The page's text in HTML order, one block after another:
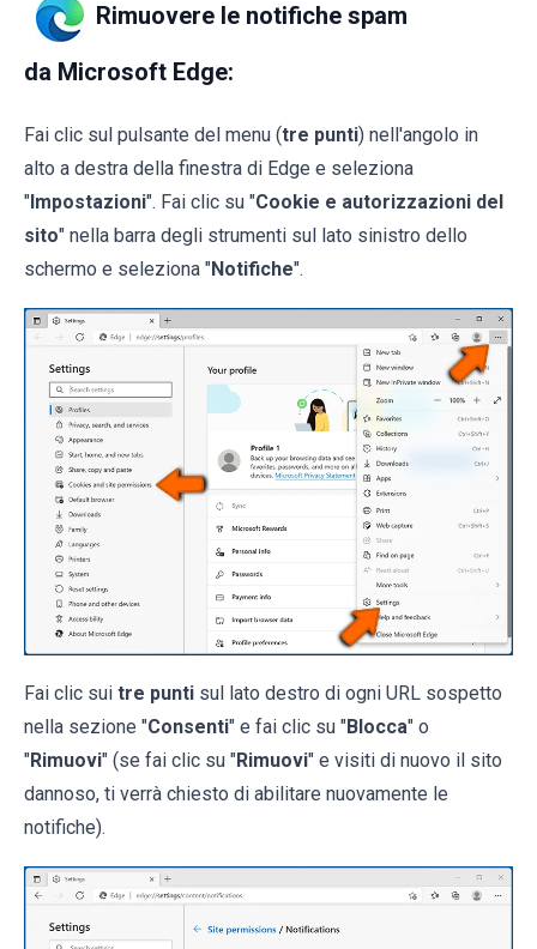
Rimuovere le notifiche spam
da Microsoft Edge:
Fai clic sul pulsante del menu (tre punti) nell'angolo in
alto a destra della finestra di Edge e seleziona
"Impostazioni". Fai clic su "Cookie e autorizzazioni del
sito" nella barra degli strumenti sul lato sinistro dello
schermo e seleziona "Notifiche".
Fai clic sui tre punti sul lato destro di ogni URL sospetto
nella sezione "Consenti" e fai clic su "Blocca" o
"Rimuovi" (se fai clic su "Rimuovi" e visiti di nuovo il sito
dannoso, ti verrà chiesto di abilitare nuovamente le
notifiche).